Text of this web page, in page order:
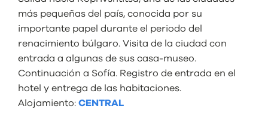
más pequeñas del país, conocida por su
importante papel durante el periodo del
renacimiento búlgaro. Visita de la ciudad con
entrada a algunas de sus casa-museo.
Continuación a Sofía. Registro de entrada en el
hotel y entrega de las habitaciones.
Alojamiento: CENTRAL